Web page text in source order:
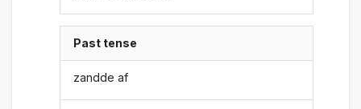
Past tense
zandde af